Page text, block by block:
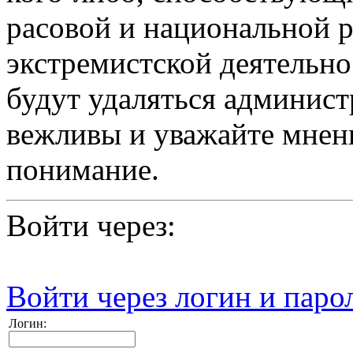
расовой и национальной
экстремистской
будут удаляться
вежливы и уважайте
понимание.
Войти через:
Войти через логин и
Логин: